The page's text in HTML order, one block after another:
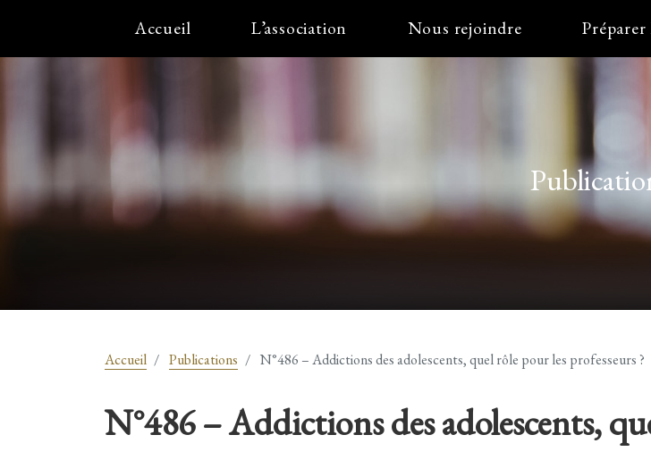
Accueil L’association Nous rejoindre
Accueil Publications N°486 – Addictions des adolescents, quel rôle pour les professeurs ?
N°486 – Addictions des adolescents,